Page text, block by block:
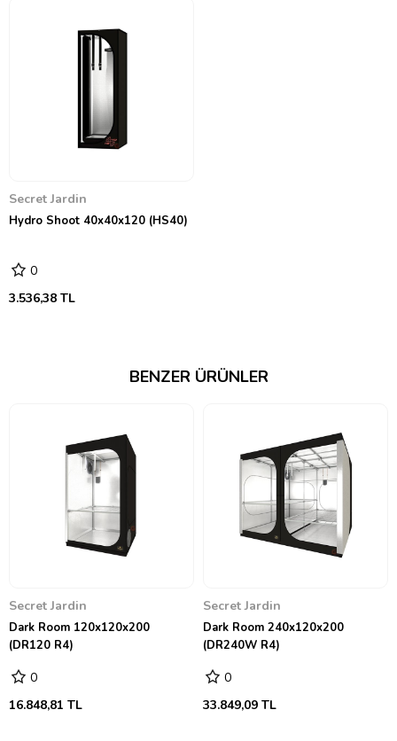
Su geçirmez çıkarılabilir su tepsisi dahil
Q195 çelikten yapılmış sağlam ø16 mm iskelet yapı
8 mm güçlü fermuarlı açma sistemi
15 dakika içinde monte edilir.
Yeni Işık geçirmez kapı sistemi
Secret Jardin
Hydro Shoot 40x40x120 (HS40)
0
3.536,38 TL
BENZER ÜRÜNLER
Secret Jardin
Dark Room 120x120x200
(DR120 R4)
0
16.848,81 TL
Secret Jardin
Dark Room 240x120x200
(DR240W R4)
0
33.849,09 TL